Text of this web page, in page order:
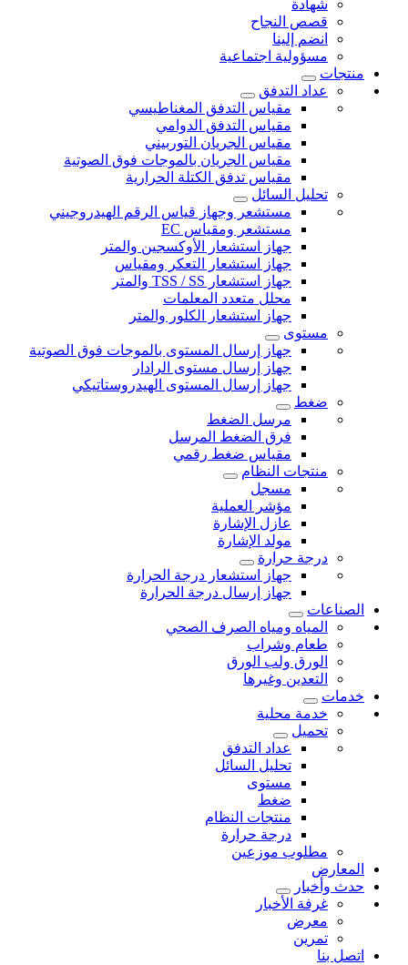
شهادة
قصص النجاح
انضم إلينا
مسؤولية اجتماعية
منتجات
عداد التدفق
مقياس التدفق المغناطيسي
مقياس التدفق الدوامي
مقياس الجريان التوربيني
مقياس الجريان بالموجات فوق الصوتية
مقياس تدفق الكتلة الحرارية
تحليل السائل
مستشعر وجهاز قياس الرقم الهيدروجيني
مستشعر ومقياس EC
جهاز استشعار الأوكسجين والمتر
جهاز استشعار التعكر ومقياس
جهاز استشعار TSS / SS والمتر
محلل متعدد المعلمات
جهاز استشعار الكلور والمتر
مستوى
جهاز إرسال المستوى بالموجات فوق الصوتية
جهاز إرسال مستوى الرادار
جهاز إرسال المستوى الهيدروستاتيكي
ضغط
مرسل الضغط
فرق الضغط المرسل
مقياس ضغط رقمي
منتجات النظام
مسجل
مؤشر العملية
عازل الإشارة
مولد الإشارة
درجة حرارة
جهاز استشعار درجة الحرارة
جهاز إرسال درجة الحرارة
الصناعات
المياه ومياه الصرف الصحي
طعام وشراب
الورق ولب الورق
التعدين وغيرها
خدمات
خدمة محلية
تحميل
عداد التدفق
تحليل السائل
مستوى
ضغط
منتجات النظام
درجة حرارة
مطلوب موزعين
المعارض
حدث وأخبار
غرفة الأخبار
معرض
تمرين
اتصل بنا